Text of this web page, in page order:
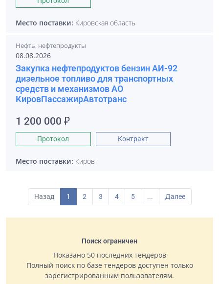
Место поставки: Кировская область
Нефть, нефтепродукты
08.08.2026
Закупка нефтепродуктов бензин АИ-92
дизельное топливо для транспортных
средств и механизмов АО
КировПассажирАвтотранс
1 200 000 ₽
Протокол Контракт
Место поставки: Киров
Назад 1 2 3 4 5 ... Далее
Поиск ограничен
Показано 50 последних тендеров
Полный поиск по базе тендеров доступен только
зарегистрированным пользователям.